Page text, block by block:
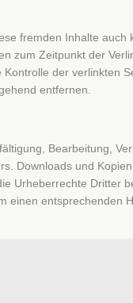
fremden Inhalte
zum Zeitpunkt der
der verlinkten
entfernen.
Bearbeitung,
Downloads und
Urheberrechte Dritter
einen entsprechenden